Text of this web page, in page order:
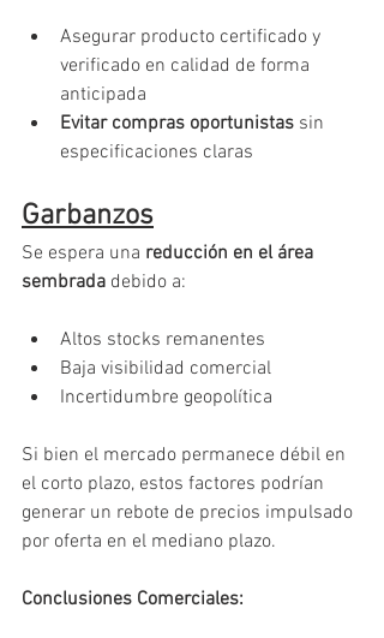
Asegurar producto certificado y
verificado en calidad de forma
anticipada
Evitar compras oportunistas sin
especificaciones claras
Garbanzos
Se espera una reducción en el área
sembrada debido a:
Altos stocks remanentes
Baja visibilidad comercial
Incertidumbre geopolítica
Si bien el mercado permanece débil en
el corto plazo, estos factores podrían
generar un rebote de precios impulsado
por oferta en el mediano plazo.
Conclusiones Comerciales: